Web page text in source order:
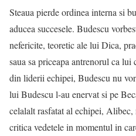
Steaua pierde ordinea interna si
aducea succesele. Budescu
nefericite, teoretic ale lui Dica,
saua sa priceapa antrenorul ca
din liderii echipei, Budescu nu
lui Budescu l-au enervat si pe
celalalt rasfatat al echipei,
critica vedetele in momentul in